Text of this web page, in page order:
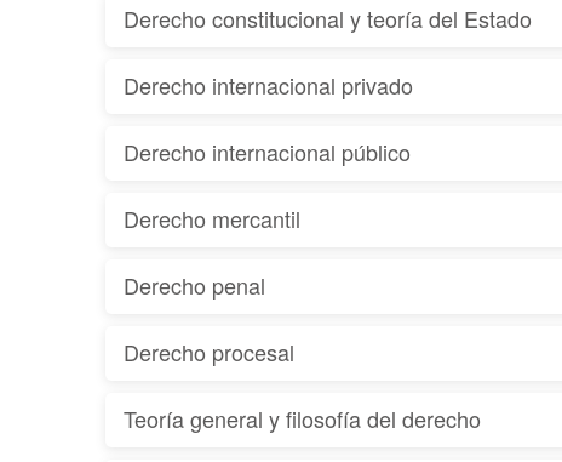
Derecho constitucional y teoría del Estado
Derecho internacional privado
Derecho internacional público
Derecho mercantil
Derecho penal
Derecho procesal
Teoría general y filosofía del derecho